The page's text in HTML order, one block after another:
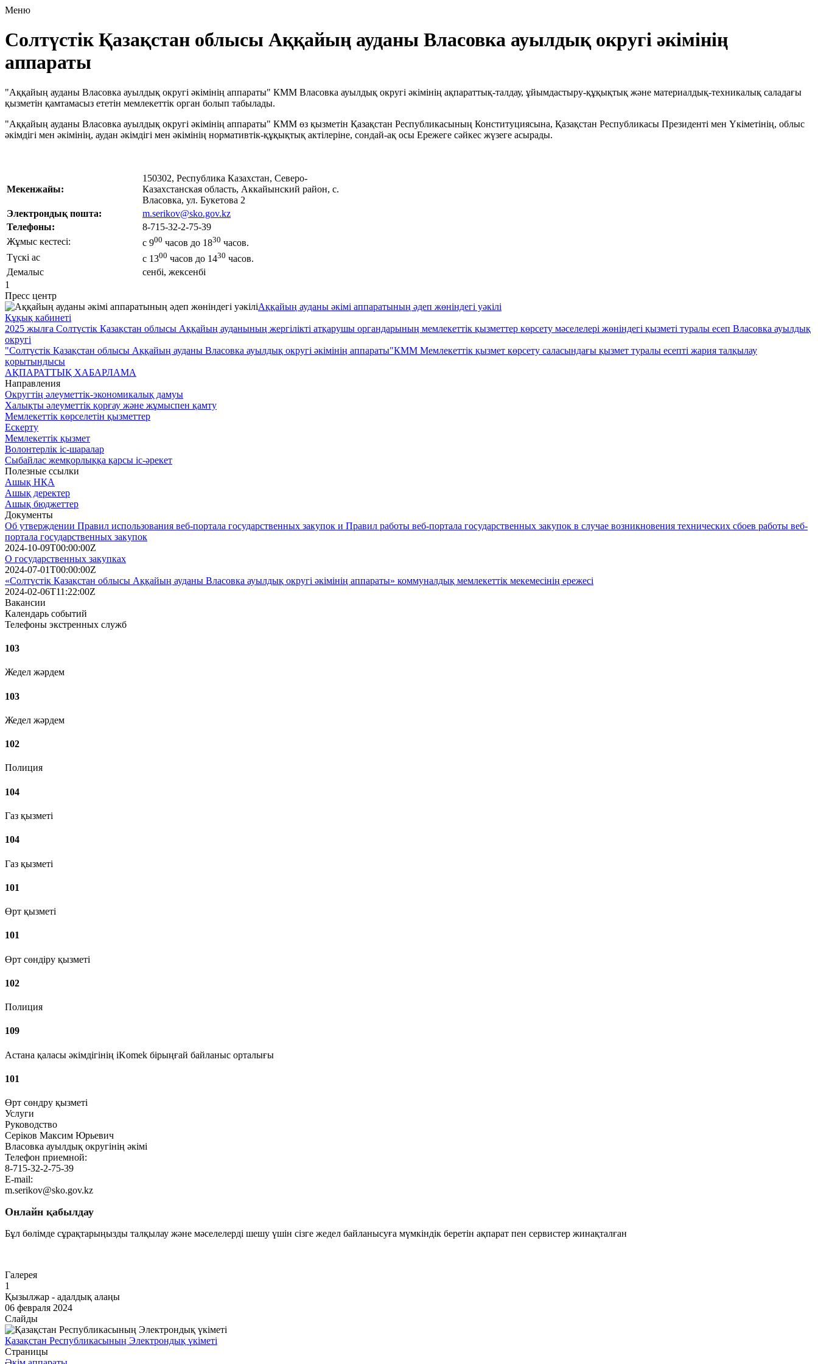
Меню
Солтүстік Қазақстан облысы Аққайың ауданы Власовка ауылдық округі әкімінің
аппараты
"Аққайың ауданы Власовка ауылдық округі әкімінің аппараты" КММ Власовка ауылдық округі әкімінің ақпараттық-талдау, ұйымдастыру-құқықтық және материалдық-техникалық саладағы
қызметін қамтамасыз ететін мемлекеттік орган болып табылады.
"Аққайың ауданы Власовка ауылдық округі әкімінің аппараты" КММ өз қызметін Қазақстан Республикасының Конституциясына, Қазақстан Республикасы Президенті мен Үкіметінің, облыс
әкімдігі мен әкімінің, аудан әкімдігі мен әкімінің нормативтік-құқықтық актілеріне, сондай-ақ осы Ережеге сәйкес жүзеге асырады.
Мекенжайы:
150302, Республика Казахстан, Северо-
Казахстанская область, Аккайынский район, с.
Власовка, ул. Букетова 2
Электрондық пошта:
m.serikov@sko.gov.kz
Телефоны:
8-715-32-2-75-39
Жұмыс кестесі:
с 900 часов до 1830 часов.
Түскі ас
с 1300 часов до 1430 часов.
Демалыс
сенбі, жексенбі
1
Пресс центр
Аққайың ауданы әкімі аппаратының әдеп жөніндегі уәкілі
Құқық кабинеті
2025 жылға Солтүстік Қазақстан облысы Аққайың ауданының жергілікті атқарушы органдарының мемлекеттік қызметтер көрсету мәселелері жөніндегі қызметі туралы есеп Власовка ауылдық
округі
"Солтүстік Қазақстан облысы Аққайың ауданы Власовка ауылдық округі әкімінің аппараты"КММ Мемлекеттік қызмет көрсету саласындағы қызмет туралы есепті жария талқылау
қорытындысы
АҚПАРАТТЫҚ ХАБАРЛАМА
Направления
Округтің әлеуметтік-экономикалық дамуы
Халықты әлеуметтік қорғау және жұмыспен қамту
Мемлекеттік көрселетін қызметтер
Ескерту
Мемлекеттік қызмет
Волонтерлік іс-шаралар
Cыбайлас жемқорлыққа қарсы іс-әрекет
Полезные ссылки
Ашық НҚА
Ашық деректер
Ашық бюджеттер
Документы
Об утверждении Правил использования веб-портала государственных закупок и Правил работы веб-портала государственных закупок в случае возникновения технических сбоев работы веб-
портала государственных закупок
2024-10-09T00:00:00Z
О государственных закупках
2024-07-01T00:00:00Z
«Солтүстік Қазақстан облысы Аққайың ауданы Власовка ауылдық округі әкімінің аппараты» коммуналдық мемлекеттік мекемесінің ережесі
2024-02-06T11:22:00Z
Вакансии
Календарь событий
Телефоны экстренных служб
103
Жедел жәрдем
103
Жедел жәрдем
102
Полиция
104
Газ қызметі
104
Газ қызметі
101
Өрт қызметі
101
Өрт сөндіру қызметі
102
Полиция
109
Астана қаласы әкімдігінің iKomek бірыңғай байланыс орталығы
101
Өрт сөндру қызметі
Услуги
Руководство
Серіков Максим Юрьевич
Власовка ауылдық округінің әкімі
Телефон приемной:
8-715-32-2-75-39
E-mail:
m.serikov@sko.gov.kz
Онлайн қабылдау
Бұл бөлімде сұрақтарыңызды талқылау және мәселелерді шешу үшін сізге жедел байланысуға мүмкіндік беретін ақпарат пен сервистер жинақталған
Галерея
1
Қызылжар - адалдық алаңы
06 февраля 2024
Слайды
Қазақстан Республикасының Электрондық үкіметі
Страницы